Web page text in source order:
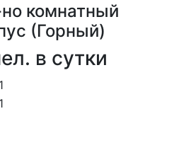
комнатный
(Горный)
в сутки
1
1